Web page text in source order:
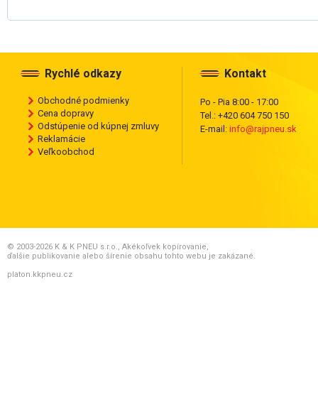
Rychlé odkazy
Obchodné podmienky
Cena dopravy
Odstúpenie od kúpnej zmluvy
Reklamácie
Veľkoobchod
Kontakt
Po - Pia 8:00 - 17:00
Tel.: +420 604 750 150
E-mail: info@rajpneu.sk
© 2003-2026 K & K PNEU s.r.o., Akékoľvek kopírovanie,
ďalšie publikovanie alebo šírenie obsahu tohto webu je zakázané.
platon.kkpneu.cz